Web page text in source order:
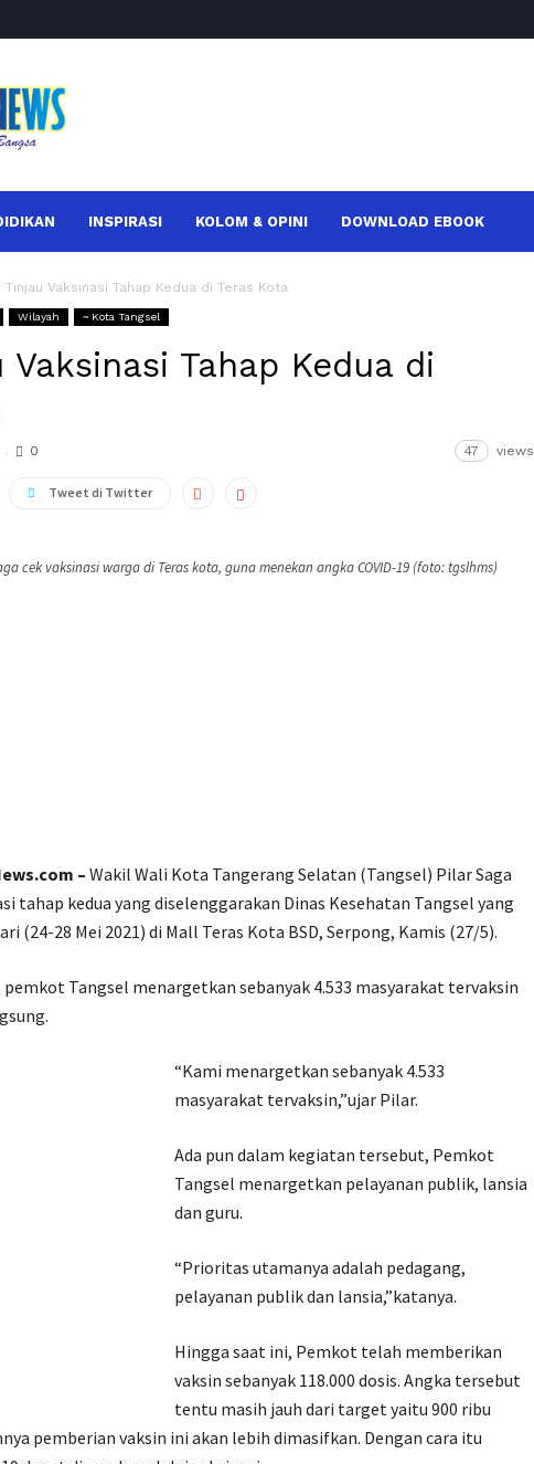
INSPIRASI KOLOM & OPINI DOWNLOAD EBOOK
Tinjau Vaksinasi Tahap Kedua di Teras Kota
Wilayah ~ Kota Tangsel
Vaksinasi Tahap Kedua di
0 47 views
Tweet di Twitter
cek vaksinasi warga di Teras kota, guna menekan angka COVID-19 (foto: tgslhms)
– Wakil Wali Kota Tangerang Selatan (Tangsel) Pilar Saga
tahap kedua yang diselenggarakan Dinas Kesehatan Tangsel yang
(24-28 Mei 2021) di Mall Teras Kota BSD, Serpong, Kamis (27/5).
Tangsel menargetkan sebanyak 4.533 masyarakat tervaksin
“Kami menargetkan sebanyak 4.533
masyarakat tervaksin,”ujar Pilar.
Ada pun dalam kegiatan tersebut, Pemkot
Tangsel menargetkan pelayanan publik, lansia
dan guru.
“Prioritas utamanya adalah pedagang,
pelayanan publik dan lansia,”katanya.
Hingga saat ini, Pemkot telah memberikan
vaksin sebanyak 118.000 dosis. Angka tersebut
tentu masih jauh dari target yaitu 900 ribu
pemberian vaksin ini akan lebih dimasifkan. Dengan cara itu